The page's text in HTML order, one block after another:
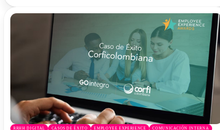
RRHH DIGITAL CASOS DE ÉXITO EMPLOYEE EXPERIENCE COMUNICACIÓN INTERNA